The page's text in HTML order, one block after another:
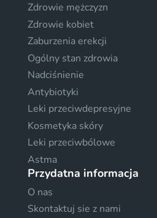
Zdrowie mężczyzn
Zdrowie kobiet
Zaburzenia erekcji
Ogólny stan zdrowia
Nadciśnienie
Antybiotyki
Leki przeciwdepresyjne
Kosmetyka skóry
Leki przeciwbólowe
Astma
Przydatna informacja
O nas
Skontaktuj sie z nami